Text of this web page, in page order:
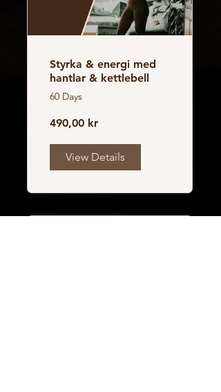
Styrka & energi med
hantlar & kettlebell
60 Days
490,00 kr
View Details